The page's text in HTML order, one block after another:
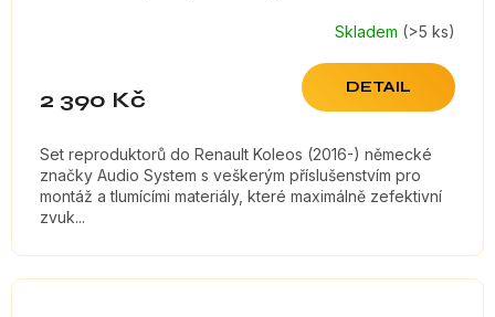
Skladem (>5 ks)
2 390 Kč DETAIL
Set reproduktorů do Renault Koleos (2016-) německé
značky Audio System s veškerým příslušenstvím pro
montáž a tlumícími materiály, které maximálně zefektivní
zvuk...